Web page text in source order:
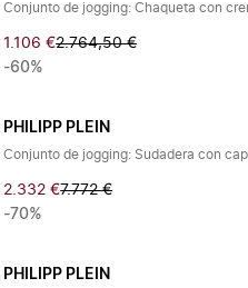
1.106 €2.764,50 €
-60%
PHILIPP PLEIN
2.332 €7.772 €
-70%
PHILIPP PLEIN